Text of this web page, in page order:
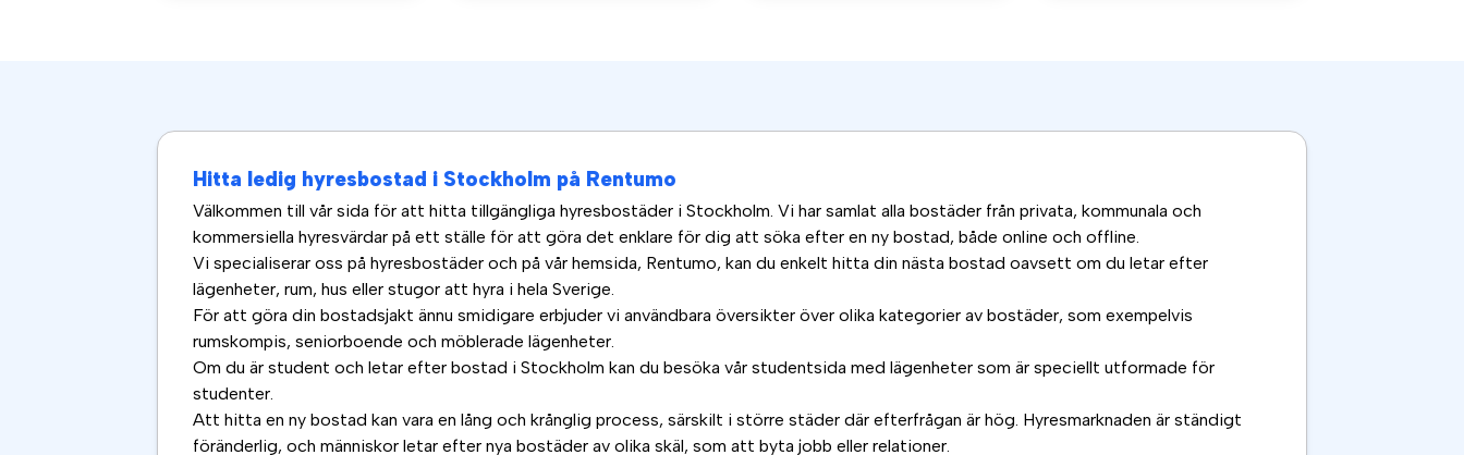
Hitta ledig hyresbostad i Stockholm på Rentumo
Välkommen till vår sida för att hitta tillgängliga hyresbostäder i Stockholm. Vi har samlat alla bostäder från privata, kommunala och
kommersiella hyresvärdar på ett ställe för att göra det enklare för dig att söka efter en ny bostad, både online och offline.
Vi specialiserar oss på hyresbostäder och på vår hemsida, Rentumo, kan du enkelt hitta din nästa bostad oavsett om du letar efter
lägenheter, rum, hus eller stugor att hyra i hela Sverige.
För att göra din bostadsjakt ännu smidigare erbjuder vi användbara översikter över olika kategorier av bostäder, som exempelvis
rumskompis, seniorboende och möblerade lägenheter.
Om du är student och letar efter bostad i Stockholm kan du besöka vår studentsida med lägenheter som är speciellt utformade för
studenter.
Att hitta en ny bostad kan vara en lång och krånglig process, särskilt i större städer där efterfrågan är hög. Hyresmarknaden är ständigt
föränderlig, och människor letar efter nya bostäder av olika skäl, som att byta jobb eller relationer.